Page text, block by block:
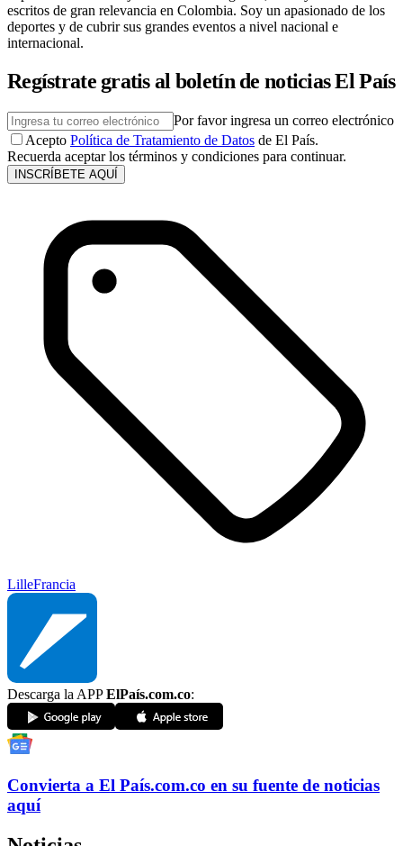
escritos de gran relevancia en Colombia. Soy un apasionado de los
deportes y de cubrir sus grandes eventos a nivel nacional e
internacional.
Regístrate gratis al boletín de noticias El País
Por favor ingresa un correo electrónico
Acepto Política de Tratamiento de Datos de El País.
Recuerda aceptar los términos y condiciones para continuar.
INSCRÍBETE AQUÍ
LilleFrancia
Descarga la APPElPaís.com.co:
Convierta a El País.com.co en su fuente de noticias
aquí